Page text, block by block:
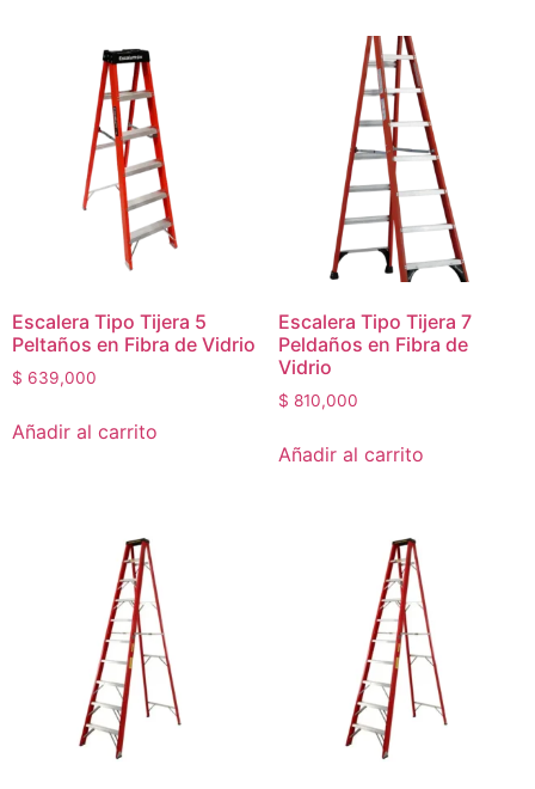
Escalera Tipo Tijera 5
Peltaños en Fibra de Vidrio
$ 639,000
Añadir al carrito
Escalera Tipo Tijera 7
Peldaños en Fibra de
Vidrio
$ 810,000
Añadir al carrito